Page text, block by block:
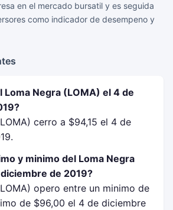
en el mercado bursatil y es seguida
como indicador de desempeno y
Loma Negra (LOMA) el 4 de
cerro a $94,15 el 4 de
y minimo del Loma Negra
de 2019?
opero entre un minimo de
de $96,00 el 4 de diciembre